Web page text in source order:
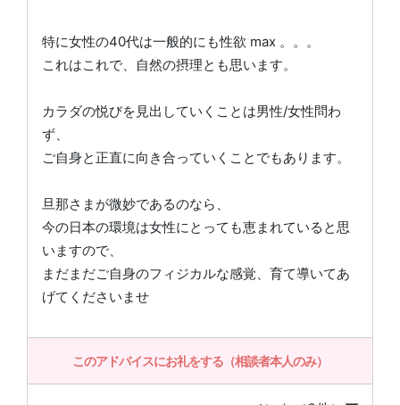
特に女性の40代は一般的にも性欲 max 。。。
これはこれで、自然の摂理とも思います。
カラダの悦びを見出していくことは男性/女性問わ
ず、
ご自身と正直に向き合っていくことでもあります。
旦那さまが微妙であるのなら、
今の日本の環境は女性にとっても恵まれていると思
いますので、
まだまだご自身のフィジカルな感覚、育て導いてあ
げてくださいませ
このアドバイスにお礼をする（相談者本人のみ）